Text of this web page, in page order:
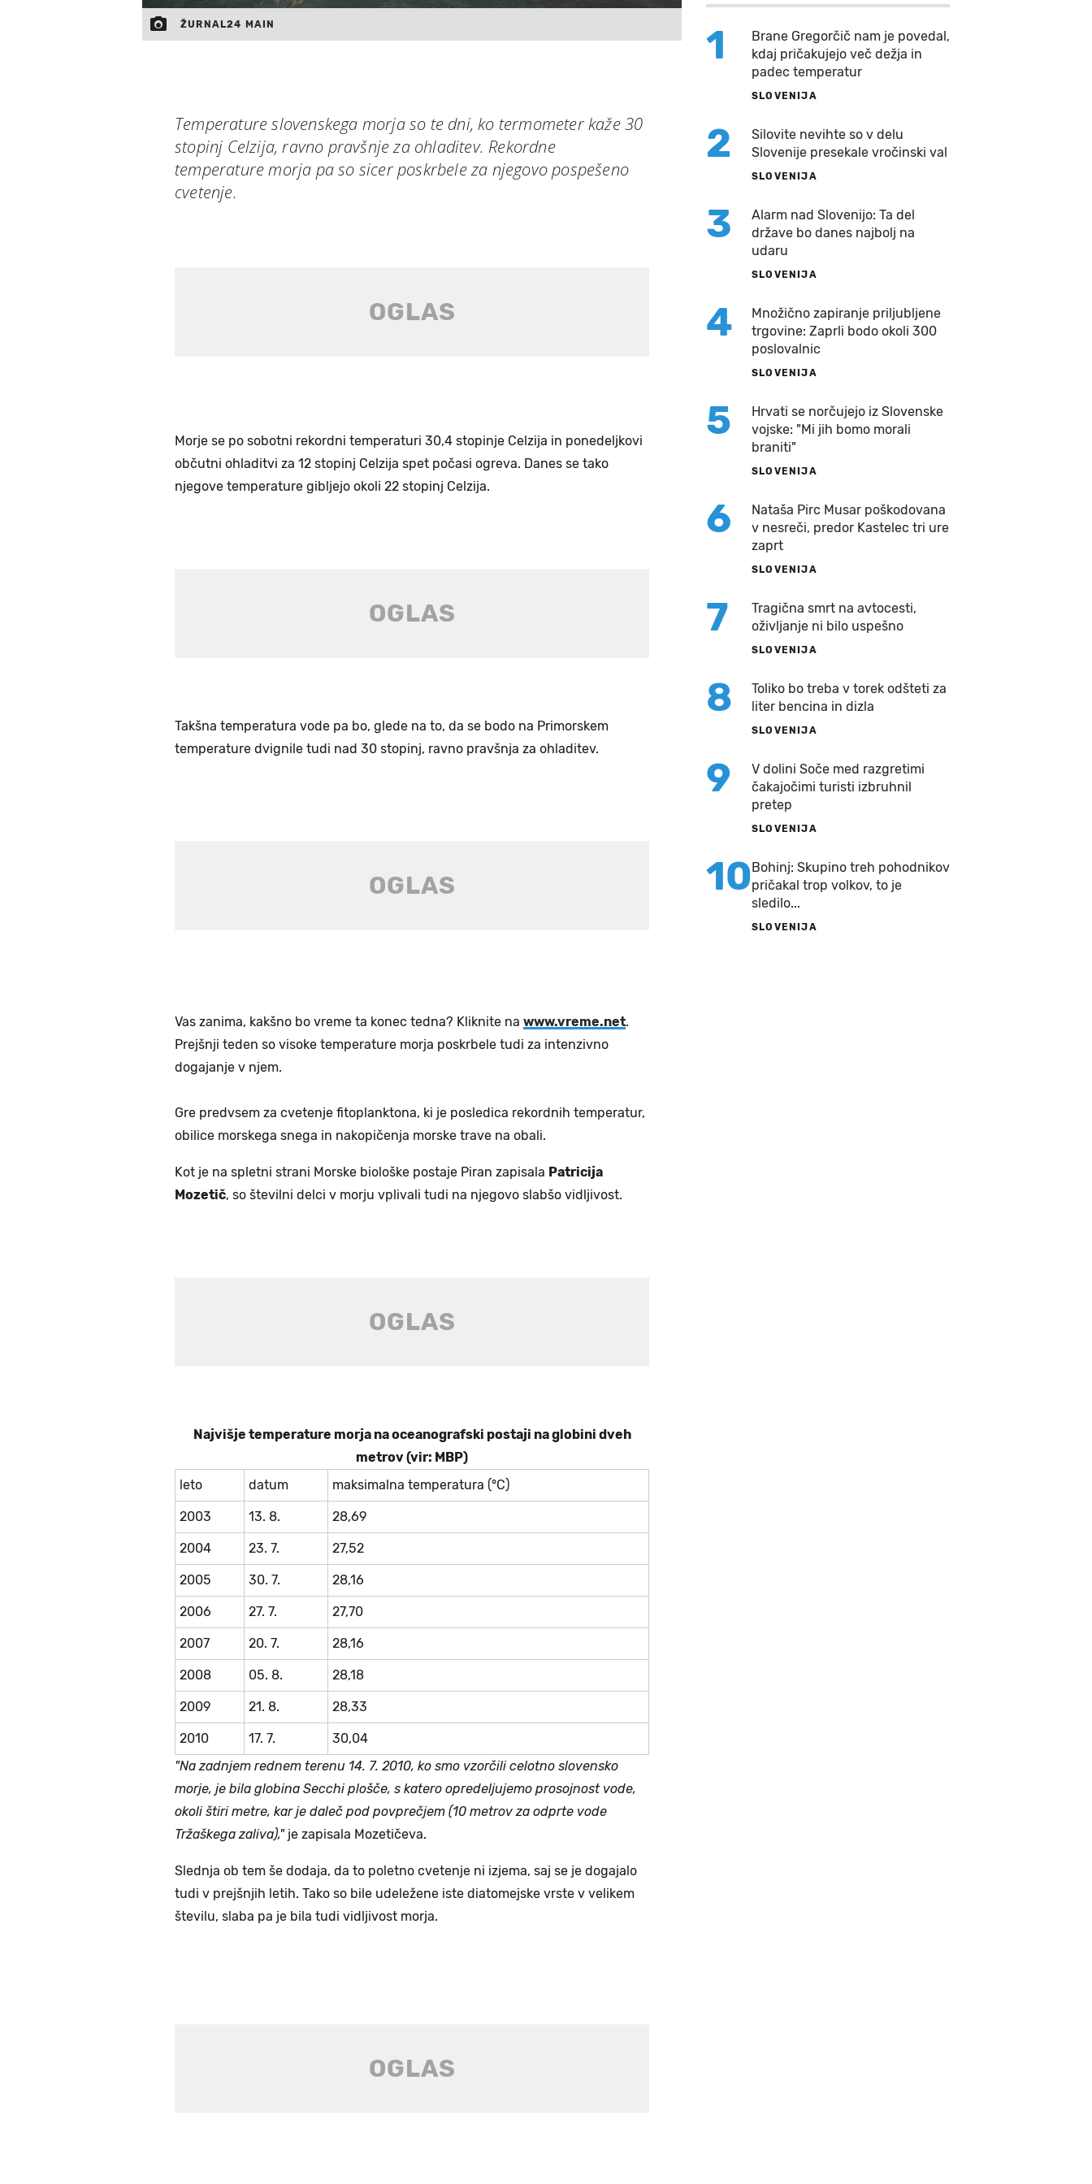
ŽURNAL24 MAIN
Temperature slovenskega morja so te dni, ko termometer kaže 30
stopinj Celzija, ravno pravšnje za ohladitev. Rekordne
temperature morja pa so sicer poskrbele za njegovo pospešeno
cvetenje.
Morje se po sobotni rekordni temperaturi 30,4 stopinje Celzija in ponedeljkovi
občutni ohladitvi za 12 stopinj Celzija spet počasi ogreva. Danes se tako
njegove temperature gibljejo okoli 22 stopinj Celzija.
Takšna temperatura vode pa bo, glede na to, da se bodo na Primorskem
temperature dvignile tudi nad 30 stopinj, ravno pravšnja za ohladitev.
Vas zanima, kakšno bo vreme ta konec tedna? Kliknite na www.vreme.net.
Prejšnji teden so visoke temperature morja poskrbele tudi za intenzivno
dogajanje v njem.
Gre predvsem za cvetenje fitoplanktona, ki je posledica rekordnih temperatur,
obilice morskega snega in nakopičenja morske trave na obali.
Kot je na spletni strani Morske biološke postaje Piran zapisala Patricija
Mozetič, so številni delci v morju vplivali tudi na njegovo slabšo vidljivost.
Najvišje temperature morja na oceanografski postaji na globini dveh
metrov (vir: MBP)
leto
datum maksimalna temperatura (°C)
2003 13. 8. 28,69
2004 23. 7. 27,52
2005 30. 7. 28,16
2006 27. 7. 27,70
2007 20. 7. 28,16
2008 05. 8. 28,18
2009 21. 8. 28,33
2010 17. 7.
30,04
"Na zadnjem rednem terenu 14. 7. 2010, ko smo vzorčili celotno slovensko
morje, je bila globina Secchi plošče, s katero opredeljujemo prosojnost vode,
okoli štiri metre, kar je daleč pod povprečjem (10 metrov za odprte vode
Tržaškega zaliva)," je zapisala Mozetičeva.
Slednja ob tem še dodaja, da to poletno cvetenje ni izjema, saj se je dogajalo
tudi v prejšnjih letih. Tako so bile udeležene iste diatomejske vrste v velikem
številu, slaba pa je bila tudi vidljivost morja.
1
Brane Gregorčič nam je povedal,
kdaj pričakujejo več dežja in
padec temperatur
SLOVENIJA
2
Silovite nevihte so v delu
Slovenije presekale vročinski val
SLOVENIJA
3
Alarm nad Slovenijo: Ta del
države bo danes najbolj na
udaru
SLOVENIJA
4
Množično zapiranje priljubljene
trgovine: Zaprli bodo okoli 300
poslovalnic
SLOVENIJA
5
Hrvati se norčujejo iz Slovenske
vojske: "Mi jih bomo morali
braniti"
SLOVENIJA
6
Nataša Pirc Musar poškodovana
v nesreči, predor Kastelec tri ure
zaprt
SLOVENIJA
7
Tragična smrt na avtocesti,
oživljanje ni bilo uspešno
SLOVENIJA
8
Toliko bo treba v torek odšteti za
liter bencina in dizla
SLOVENIJA
9
V dolini Soče med razgretimi
čakajočimi turisti izbruhnil
pretep
SLOVENIJA
10Bohinj: Skupino treh pohodnikov
pričakal trop volkov, to je
sledilo...
SLOVENIJA